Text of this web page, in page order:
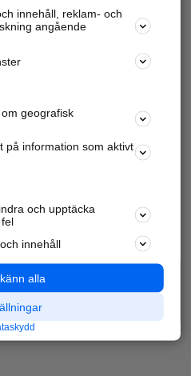
innehåll, reklam- och
angående
geografisk
på information som aktivt
och upptäcka
innehåll
alla